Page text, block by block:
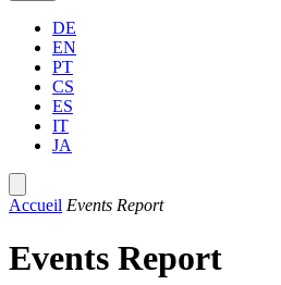
DE
EN
PT
CS
ES
IT
JA
Accueil Events Report
Events Report